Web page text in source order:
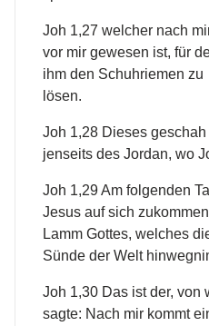
Joh 1,27 welcher nach
vor mir gewesen ist, für
ihm den Schuhriemen zu
lösen.
Joh 1,28 Dieses
jenseits des Jordan, wo
Joh 1,29 Am folgenden
Jesus auf sich
Lamm Gottes, welches
Sünde der Welt
Joh 1,30 Das ist der, von
sagte: Nach mir kommt